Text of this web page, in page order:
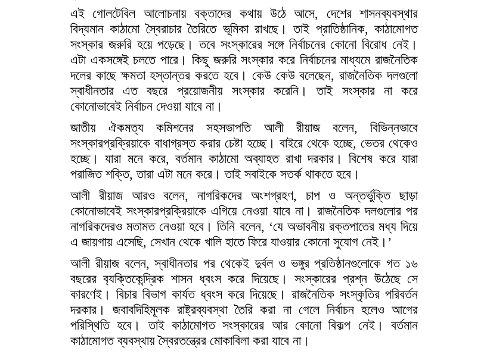
এই গোলটেবিল আলোচনায় বক্তাদের কথায় উঠে আসে, দেশের শাসনব্যবস্থার
বিদ্যমান কাঠামো স্বৈরাচার তৈরিতে ভূমিকা রাখছে। তাই প্রাতিষ্ঠানিক, কাঠামোগত
সংস্কার জরুরি হয়ে পড়েছে। তবে সংস্কারের সঙ্গে নির্বাচনের কোনো বিরোধ নেই।
এটা একসঙ্গেই চলতে পারে। কিছু জরুরি সংস্কার করে নির্বাচনের মাধ্যমে রাজনৈতিক
দলের কাছে ক্ষমতা হস্তান্তর করতে হবে। কেউ কেউ বলেছেন, রাজনৈতিক দলগুলো
স্বাধীনতার এত বছরে প্রয়োজনীয় সংস্কার করেনি। তাই সংস্কার না করে
কোনোভাবেই নির্বাচন দেওয়া যাবে না।
জাতীয় ঐকমত্য কমিশনের সহসভাপতি আলী রীয়াজ বলেন, বিভিন্নভাবে
সংস্কারপ্রক্রিয়াকে বাধাগ্রস্ত করার চেষ্টা হচ্ছে। বাইরে থেকে হচ্ছে, ভেতর থেকেও
হচ্ছে। যারা মনে করে, বর্তমান কাঠামো অব্যাহত রাখা দরকার। বিশেষ করে যারা
পরাজিত শক্তি, তারা এটা মনে করে। তাই সবাইকে সতর্ক থাকতে হবে।
আলী রীয়াজ আরও বলেন, নাগরিকদের অংশগ্রহণ, চাপ ও অন্তর্ভুক্তি ছাড়া
কোনোভাবেই সংস্কারপ্রক্রিয়াকে এগিয়ে নেওয়া যাবে না। রাজনৈতিক দলগুলোর পর
নাগরিকদেরও মতামত নেওয়া হবে। তিনি বলেন, ‘যে অভাবনীয় রক্তপাতের মধ্য দিয়ে
এ জায়গায় এসেছি, সেখান থেকে খালি হাতে ফিরে যাওয়ার কোনো সুযোগ নেই।’
আলী রীয়াজ বলেন, স্বাধীনতার পর থেকেই দুর্বল ও ভঙ্গুর প্রতিষ্ঠানগুলোকে গত ১৬
বছরের ব‍্যক্তিকেন্দ্রিক শাসন ধ্বংস করে দিয়েছে। সংস্কারের প্রশ্ন উঠেছে সে
কারণেই। বিচার বিভাগ কার্যত ধ্বংস করে দিয়েছে। রাজনৈতিক সংস্কৃতির পরিবর্তন
দরকার। জবাবদিহিমূলক রাষ্ট্রব্যবস্থা তৈরি করা না গেলে নির্বাচন হলেও আগের
পরিস্থিতি হবে। তাই কাঠামোগত সংস্কারের আর কোনো বিকল্প নেই। বর্তমান
কাঠামোগত ব্যবস্থায় স্বৈরতন্ত্রের মোকাবিলা করা যাবে না।